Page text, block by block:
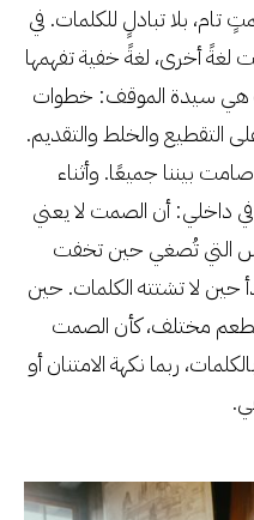
تام، بلا تبادلٍ للكلمات. في
لغةً أخرى، لغةً خفية تفهمها
هي سيدة الموقف: خطوات
التقطيع والخلط والتقديم.
بيننا جميعًا. وأثناء
داخلي: أن الصمت لا يعني
التي تُصغي حين تخفت
حين لا تشتته الكلمات. حين
مختلف، كأن الصمت
ربما نكهة الامتنان أو